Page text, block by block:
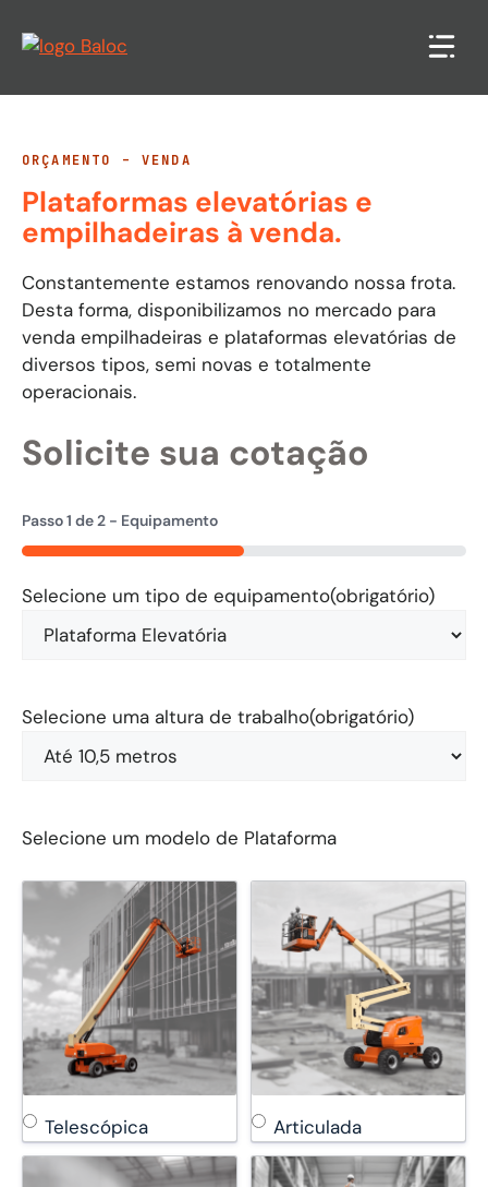
para
conteúdo
ORÇAMENTO – VENDA
Plataformas elevatórias e
empilhadeiras à venda.
Constantemente estamos renovando nossa frota.
Desta forma, disponibilizamos no mercado para
venda empilhadeiras e plataformas elevatórias de
diversos tipos, semi novas e totalmente
operacionais.
Solicite sua cotação
Passo1 de2 - Equipamento
50%
Selecione um tipo de equipamento(obrigatório)
Selecione uma altura de trabalho(obrigatório)
Selecione um modelo de Plataforma
Telescópica Articulada